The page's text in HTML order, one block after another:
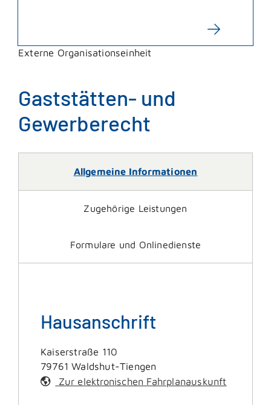
Externe Organisationseinheit
Gaststätten- und
Gewerberecht
Allgemeine Informationen
Zugehörige Leistungen
Formulare und Onlinedienste
Hausanschrift
Kaiserstraße 110
79761 Waldshut-Tiengen
Zur elektronischen Fahrplanauskunft